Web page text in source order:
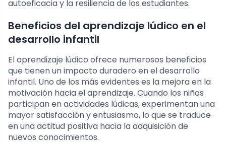
autoeficacia y la resiliencia de los estudiantes.
Beneficios del aprendizaje lúdico en el
desarrollo infantil
El aprendizaje lúdico ofrece numerosos beneficios
que tienen un impacto duradero en el desarrollo
infantil. Uno de los más evidentes es la mejora en la
motivación hacia el aprendizaje. Cuando los niños
participan en actividades lúdicas, experimentan una
mayor satisfacción y entusiasmo, lo que se traduce
en una actitud positiva hacia la adquisición de
nuevos conocimientos.